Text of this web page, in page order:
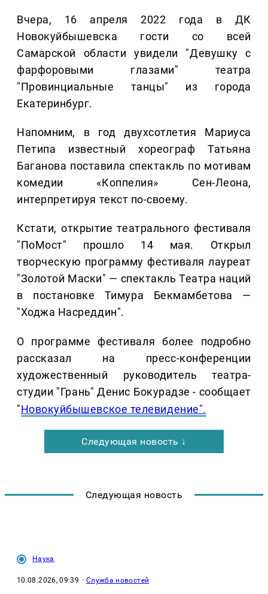
Вчера, 16 апреля 2022 года в ДК
Новокуйбышевска гости со всей
Самарской области увидели "Девушку с
фарфоровыми глазами" театра
"Провинциальные танцы" из города
Екатеринбург.
Напомним, в год двухсотлетия Мариуса
Петипа известный хореограф Татьяна
Баганова поставила спектакль по мотивам
комедии «Коппелия» Сен-Леона,
интерпретируя текст по-своему.
Кстати, открытие театрального фестиваля
"ПоМост" прошло 14 мая. Открыл
творческую программу фестиваля лауреат
"Золотой Маски" — спектакль Театра наций
в постановке Тимура Бекмамбетова —
"Ходжа Насреддин".
О программе фестиваля более подробно
рассказал на пресс-конференции
художественный руководитель театра-
студии "Грань" Денис Бокурадзе - сообщает
"Новокуйбышевское телевидение".
Следующая новость ↓
Следующая новость
Наука
10.08.2026, 09:39 · Служба новостей